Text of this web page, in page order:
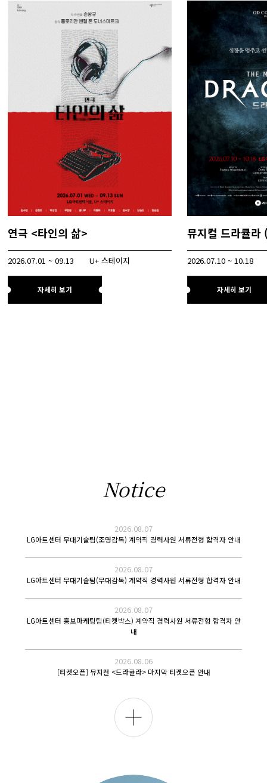
연극 <타인의 삶>
2026.07.01 ~ 09.13 U+ 스테이지
자세히 보기
2026.07.10 ~ 10.18
자세히 보기
Notice
2026.08.07
LG아트센터 무대기술팀(조명감독) 계약직 경력사원 서류전형 합격자 안내
2026.08.07
LG아트센터 무대기술팀(무대감독) 계약직 경력사원 서류전형 합격자 안내
2026.08.07
LG아트센터 홍보마케팅팀(티켓박스) 계약직 경력사원 서류전형 합격자 안
내
2026.08.06
[티켓오픈] 뮤지컬 <드라큘라> 마지막 티켓오픈 안내
전
체